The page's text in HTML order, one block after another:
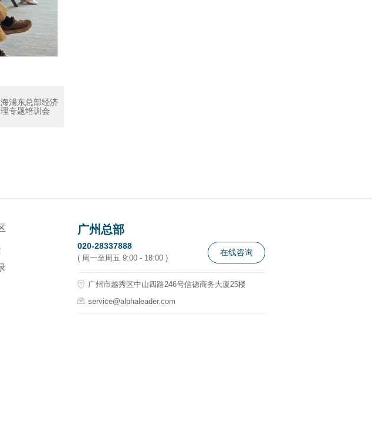
浦东总部经济
专题培训会
广州总部
020-28337888
( 周一至周五 9:00 - 18:00 )
在线咨询
广州市越秀区中山四路246号信德商务大厦25楼
service@alphaleader.com